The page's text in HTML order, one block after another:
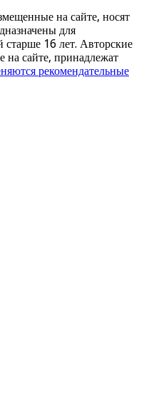
на сайте, носят
для
старше 16 лет. Авторские
на сайте, принадлежат
рекомендательные